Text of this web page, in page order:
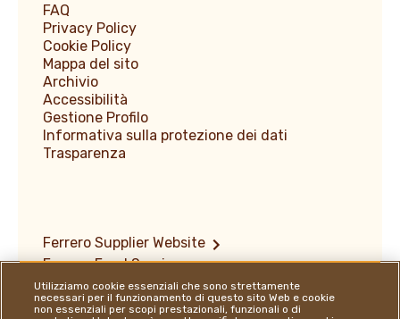
FAQ
Privacy Policy
Cookie Policy
Mappa del sito
Archivio
Accessibilità
Gestione Profilo
Informativa sulla protezione dei dati
Trasparenza
Ferrero Supplier Website
Ferrero Food Service
Ferrero Travel Market
Copyright e marchi registrati
Utilizziamo cookie essenziali che sono strettamente
necessari per il funzionamento di questo sito Web e cookie
non essenziali per scopi prestazionali, funzionali o di